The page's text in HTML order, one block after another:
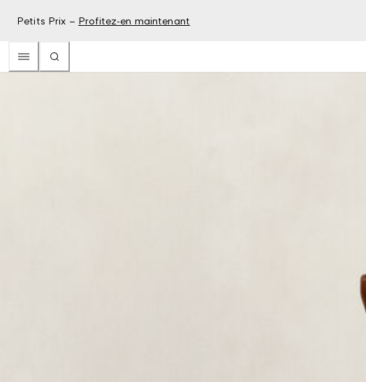
Petits Prix – Profitez-en maintenant